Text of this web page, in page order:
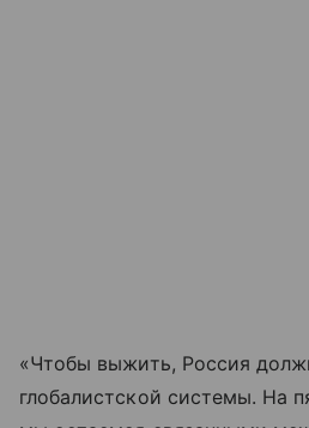
«Чтобы выжить, Россия
глобалистской системы. На